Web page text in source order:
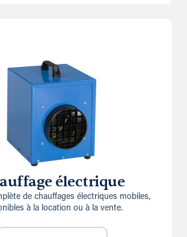
électrique
de chauffages électriques mobiles,
à la location ou à la vente.